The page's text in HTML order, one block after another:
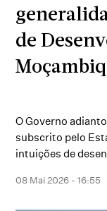
de
O Governo
subscrito pelo
intuições de
08 Mai 2026 - 16:55